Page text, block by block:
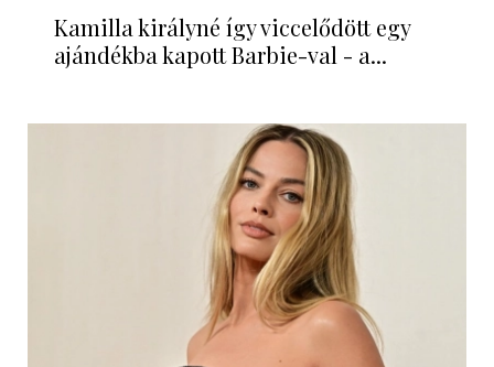
Kamilla királyné így viccelődött egy
ajándékba kapott Barbie-val - a...